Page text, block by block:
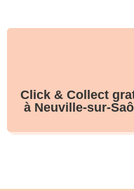
Click & Collect
à Neuville-sur-